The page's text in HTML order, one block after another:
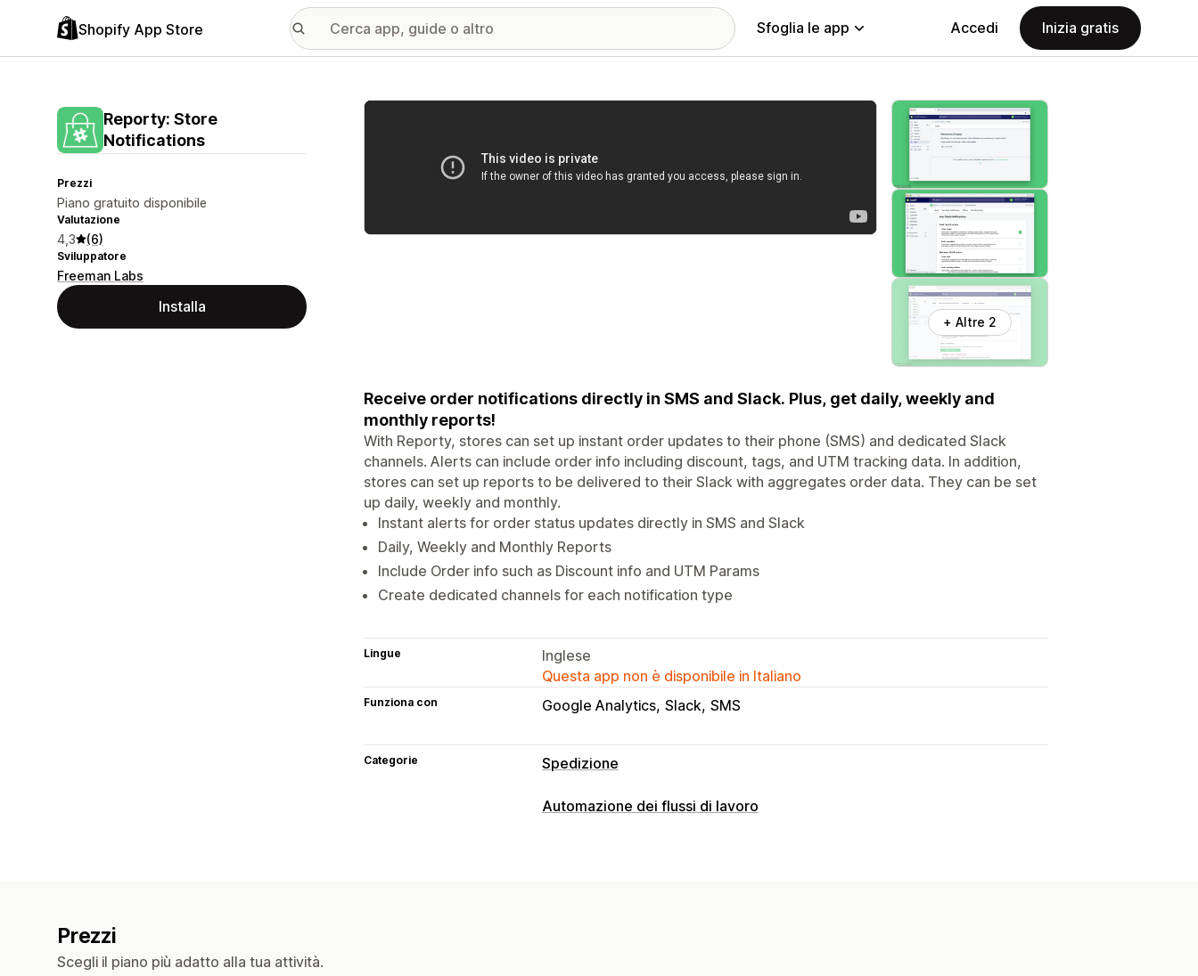
Shopify App Store Sfoglia le app Accedi Inizia gratis
Reporty: Store
Notifications
Prezzi
Piano gratuito disponibile
Valutazione
4,3 (6)
Sviluppatore
Freeman Labs
Installa
Galleria immagini in evidenza
+ Altre 2
Receive order notifications directly in SMS and Slack. Plus, get daily, weekly and
monthly reports!
With Reporty, stores can set up instant order updates to their phone (SMS) and dedicated Slack
channels. Alerts can include order info including discount, tags, and UTM tracking data. In addition,
stores can set up reports to be delivered to their Slack with aggregates order data. They can be set
up daily, weekly and monthly.
Instant alerts for order status updates directly in SMS and Slack
Daily, Weekly and Monthly Reports
Include Order info such as Discount info and UTM Params
Create dedicated channels for each notification type
Lingue
Inglese
Questa app non è disponibile in Italiano
Funziona con Google Analytics Slack SMS
Categorie Spedizione
Automazione dei flussi di lavoro
Prezzi
Scegli il piano più adatto alla tua attività.